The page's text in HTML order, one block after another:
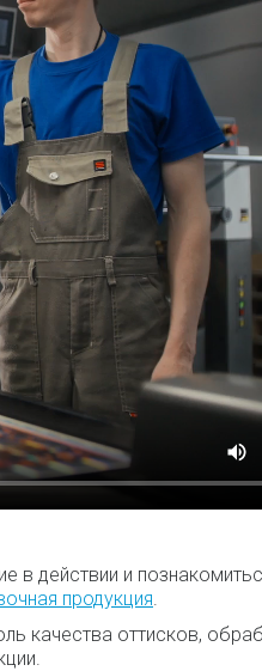
в действии и
продукция
качества оттисков,